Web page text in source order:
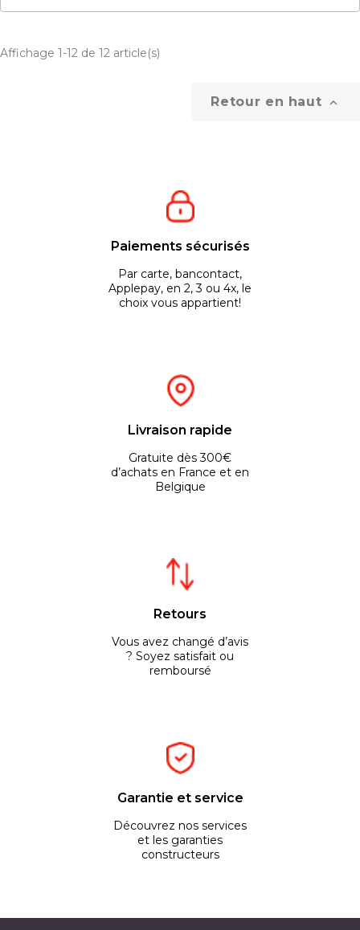
Affichage 1-12 de 12 article(s)
Retour en haut 
Paiements sécurisés
Par carte, bancontact,
Applepay, en 2, 3 ou 4x, le
choix vous appartient!
Livraison rapide
Gratuite dès 300€
d’achats en France et en
Belgique
Retours
Vous avez changé d’avis
? Soyez satisfait ou
remboursé
Garantie et service
Découvrez nos services
et les garanties
constructeurs